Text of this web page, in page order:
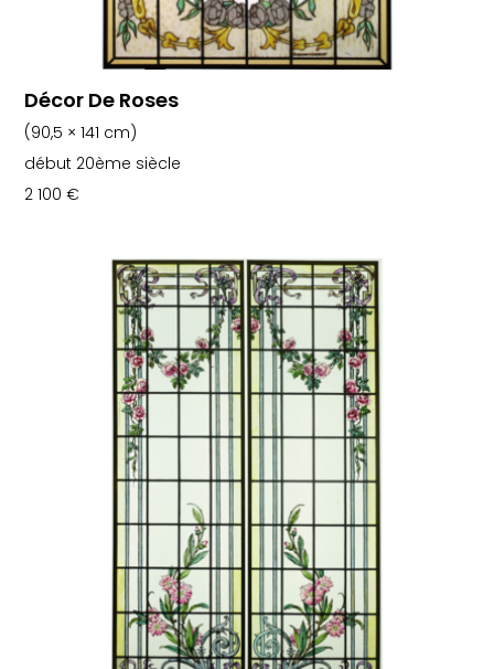
Décor De Roses
(90,5 × 141 cm)
début 20ème siècle
2 100€